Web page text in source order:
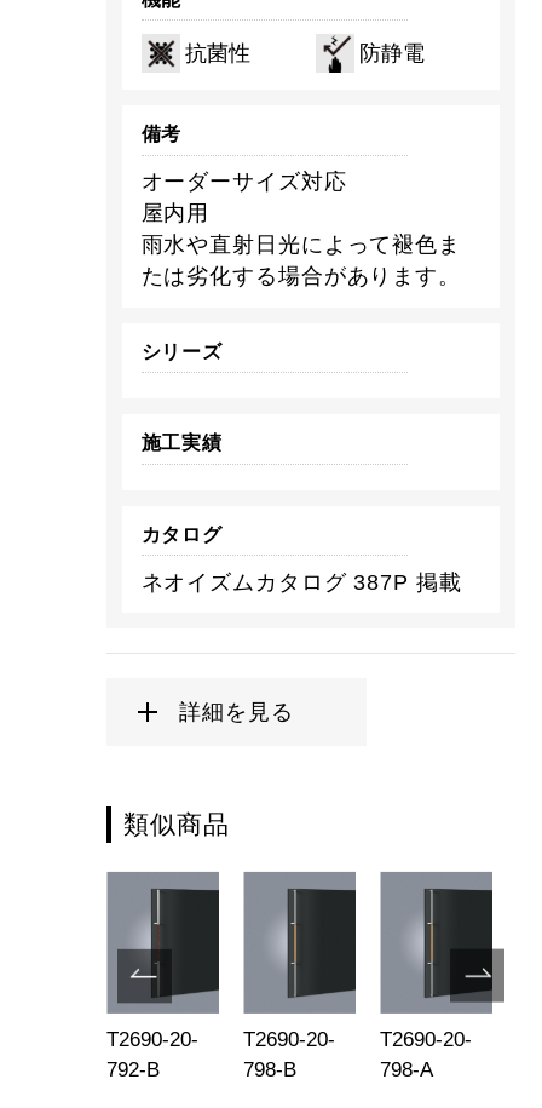
抗菌性 防静電
備考
オーダーサイズ対応
屋内用
雨水や直射日光によって褪色ま
たは劣化する場合があります。
シリーズ
施工実績
カタログ
ネオイズムカタログ 387P 掲載
詳細を見る
類似商品
T2690-20-
792-B
T2690-20-
798-B
T2690-20-
798-A